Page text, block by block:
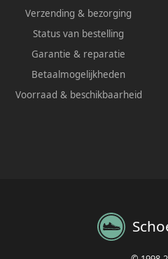
Verzending & bezorging
Status van bestelling
Garantie & reparatie
Betaalmogelijkheden
Voorraad & beschikbaarheid